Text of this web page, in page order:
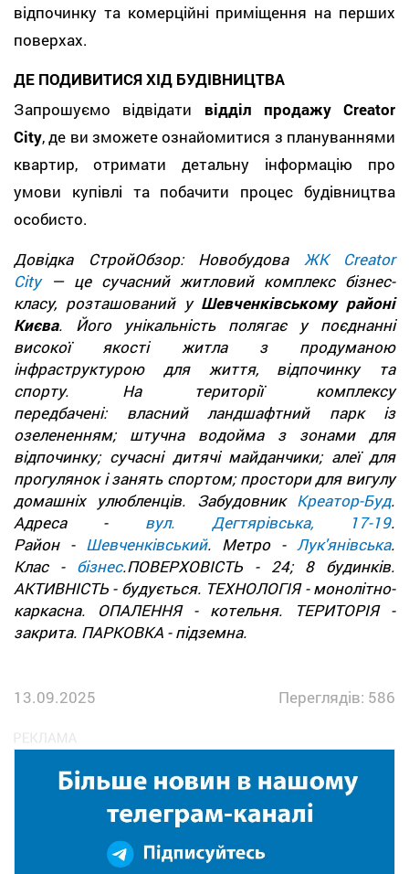
відпочинку та комерційні приміщення на перших
поверхах.
ДЕ ПОДИВИТИСЯ ХІД БУДІВНИЦТВА
Запрошуємо відвідати відділ продажу Creator
City, де ви зможете ознайомитися з плануваннями
квартир, отримати детальну інформацію про
умови купівлі та побачити процес будівництва
особисто.
Довідка СтройОбзор: Новобудова ЖК Creator
City— це сучасний житловий комплекс бізнес-
класу, розташований у Шевченківському районі
Києва. Його унікальність полягає у поєднанні
високої якості житла з продуманою
інфраструктурою для життя, відпочинку та
спорту. На території комплексу
передбачені: власний ландшафтний парк із
озелененням; штучна водойма з зонами для
відпочинку; сучасні дитячі майданчики; алеї для
прогулянок і занять спортом; простори для вигулу
домашніх улюбленців. Забудовник Креатор-Буд.
Адреса - вул. Дегтярівська, 17-19.
Район - Шевченківський. Метро -Лук'янівська.
Клас - бізнес.ПОВЕРХОВІСТЬ - 24; 8 будинків.
АКТИВНІСТЬ - будується. ТЕХНОЛОГІЯ - монолітно-
каркасна. ОПАЛЕННЯ - котельня. ТЕРИТОРІЯ -
закрита. ПАРКОВКА - підземна.
13.09.2025 Переглядів: 586